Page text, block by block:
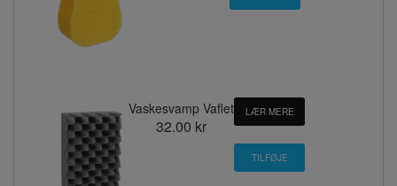
Vaskesvamp Vaflet
32.00 kr
LÆR MERE